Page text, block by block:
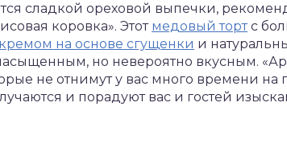
сладкой ореховой выпечки,
коровка». Этот медовый тортс
кремом на основе сгущенки и
но невероятно вкусным.
не отнимут у вас много времени на
и порадуют вас и гостей